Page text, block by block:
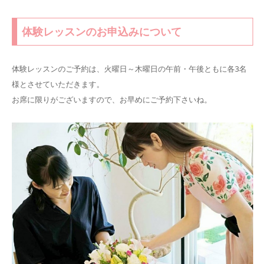
体験レッスンのお申込みについて
体験レッスンのご予約は、火曜日～木曜日の午前・午後ともに各3名
様とさせていただきます。
お席に限りがございますので、お早めにご予約下さいね。